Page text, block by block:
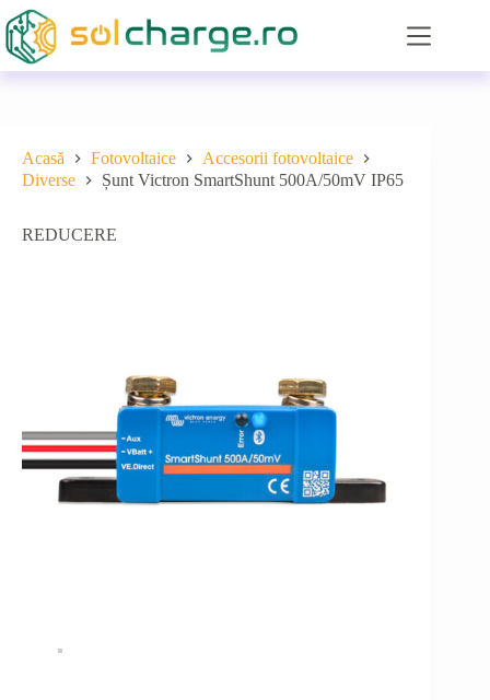
Sari
la
conținut
Acasă Fotovoltaice
Accesorii fotovoltaice
Diverse
Șunt Victron SmartShunt 500A/50mV IP65
REDUCERE